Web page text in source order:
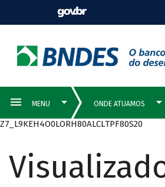
Z7_L9KEH4O0LORH80ALCLTPF80S20